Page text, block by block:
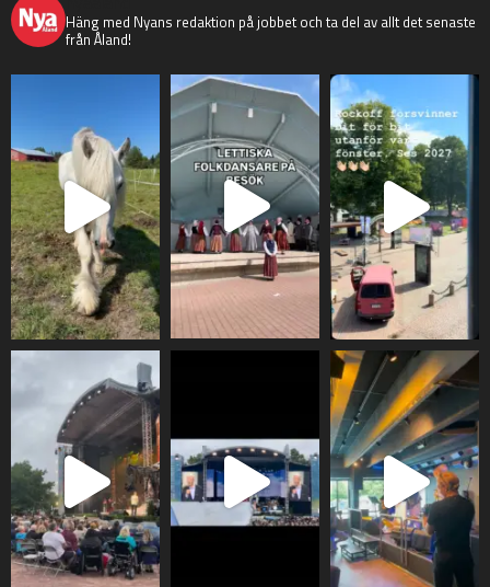
Häng med Nyans redaktion på jobbet och ta del av allt det senaste
från Åland!